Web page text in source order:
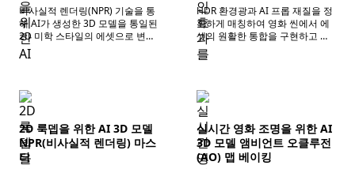
비사실적 렌더링(NPR) 기술을 통
해 AI가 생성한 3D 모델을 통일된
2D 미학 스타일의 에셋으로 변환
하여 다양한 애니메이션 룩뎁
(LookDev) 요구 사항에 적용할 수
HDR 환경광과 AI 프롭 재질을 정
확하게 매칭하여 영화 씬에서 에
셋의 원활한 통합을 구현하고 전
체 화면의 사실감을 향상시킵니
다.
2D 룩뎁을 위한 AI 3D 모델
NPR(비사실적 렌더링) 마스
터
실시간 영화 조명을 위한 AI
3D 모델 앰비언트 오클루전
(AO) 맵 베이킹